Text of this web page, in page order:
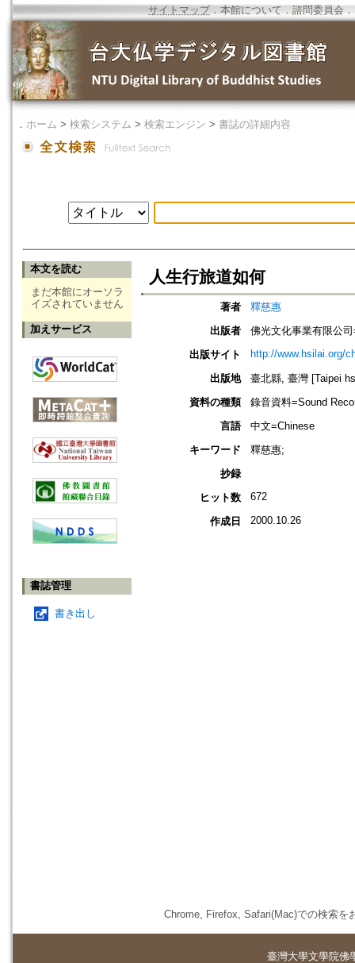
サイトマップ．本館について ． 諮問委員会 ．
． ホーム > 検索システム > 検索エンジン > 書誌の詳細内容
本文を読む
まだ本館にオーソラ
イズされていません
加えサービス
書誌管理
書き出し
人生行旅道如何
著者
釋慈惠
出版者
佛光文化事業有限公
出版サイト
http://www.hsilai.org/
出版地
臺北縣, 臺灣 [Taipei
資料の種類
錄音資料=Sound
言語
中文=Chinese
キーワード
釋慈惠;
抄録
ヒット数
672
作成日 2000.10.26
Chrome, Firefox, Safari(Mac)での検索を
臺灣大學文學院佛